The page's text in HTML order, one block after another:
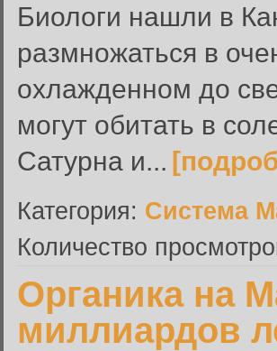
Биологи нашли в
размножаться в
охлажденном до
могут обитать в
Сатурна и...
Категория: Система
Количество
Органика на
миллиардов